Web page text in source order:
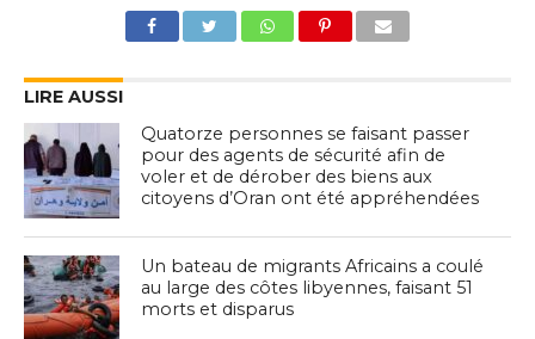
LIRE AUSSI
Quatorze personnes se faisant passer
pour des agents de sécurité afin de
voler et de dérober des biens aux
citoyens d’Oran ont été appréhendées
Un bateau de migrants Africains a coulé
au large des côtes libyennes, faisant 51
morts et disparus